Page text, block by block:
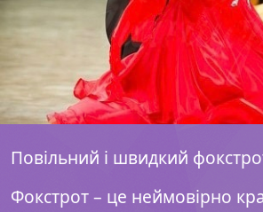
Повільний і швидкий
Фокстрот – це неймовірно